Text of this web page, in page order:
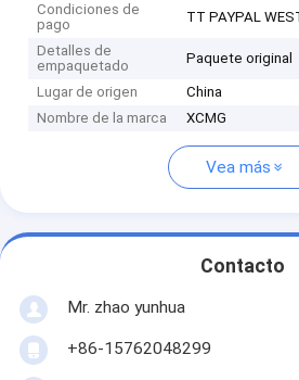
Condiciones de
pago
TT PAYPAL
Detalles de
empaquetado
Paquete original
Lugar de origen
China
Nombre de la marca
XCMG
Vea más
Contacto
Mr. zhao yunhua
+86-15762048299